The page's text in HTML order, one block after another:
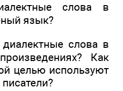
слова в
язык?
слова в
Как
целью используют